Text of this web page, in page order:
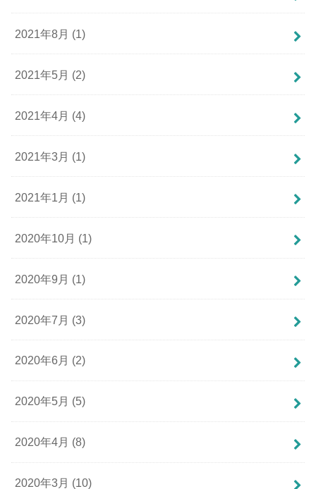
2021年8月 (1)
2021年5月 (2)
2021年4月 (4)
2021年3月 (1)
2021年1月 (1)
2020年10月 (1)
2020年9月 (1)
2020年7月 (3)
2020年6月 (2)
2020年5月 (5)
2020年4月 (8)
2020年3月 (10)